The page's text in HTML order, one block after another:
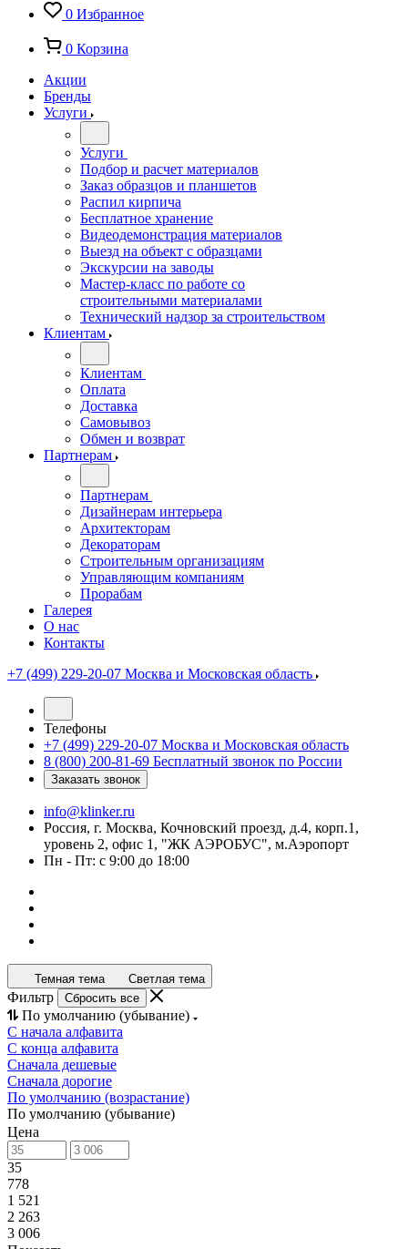
0 Избранное
0 Корзина
Акции
Бренды
Услуги
Услуги
Подбор и расчет материалов
Заказ образцов и планшетов
Распил кирпича
Бесплатное хранение
Видеодемонстрация материалов
Выезд на объект с образцами
Экскурсии на заводы
Мастер-класс по работе со
строительными материалами
Технический надзор за строительством
Клиентам
Клиентам
Оплата
Доставка
Самовывоз
Обмен и возврат
Партнерам
Партнерам
Дизайнерам интерьера
Архитекторам
Декораторам
Строительным организациям
Управляющим компаниям
Прорабам
Галерея
О нас
Контакты
+7 (499) 229-20-07 Москва и Московская область
Телефоны
+7 (499) 229-20-07 Москва и Московская область
8 (800) 200-81-69 Бесплатный звонок по России
Заказать звонок
info@klinker.ru
Россия, г. Москва, Кочновский проезд, д.4, корп.1,
уровень 2, офис 1, "ЖК АЭРОБУС", м.Аэропорт
Пн - Пт: с 9:00 до 18:00
Темная тема Светлая тема
Фильтр Сбросить все
По умолчанию (убывание)
С начала алфавита
С конца алфавита
Сначала дешевые
Сначала дорогие
По умолчанию (возрастание)
По умолчанию (убывание)
Цена
35
778
1 521
2 263
3 006